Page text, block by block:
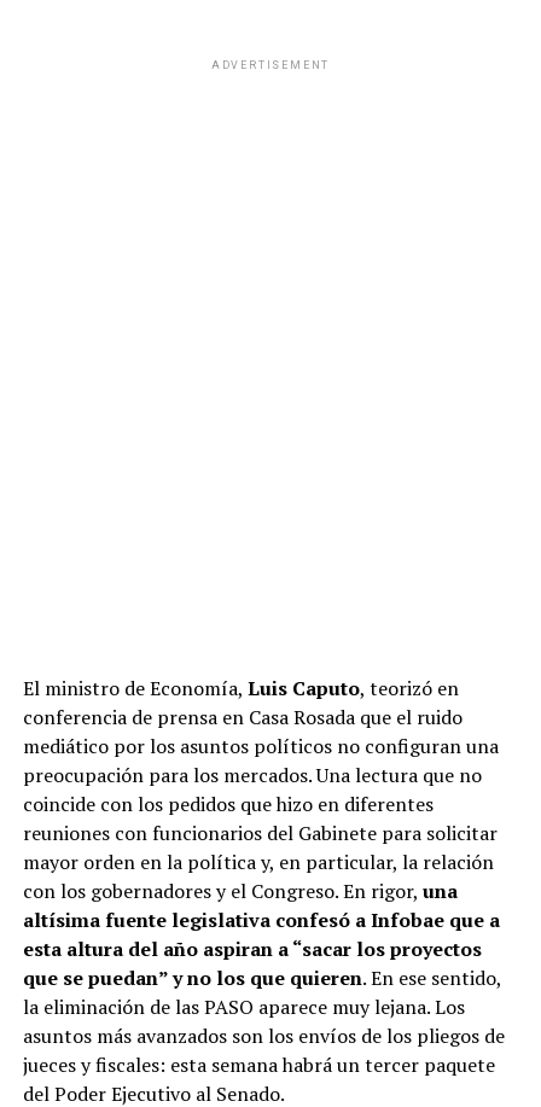
ADVERTISEMENT
El ministro de Economía, Luis Caputo, teorizó en
conferencia de prensa en Casa Rosada que el ruido
mediático por los asuntos políticos no configuran una
preocupación para los mercados. Una lectura que no
coincide con los pedidos que hizo en diferentes
reuniones con funcionarios del Gabinete para solicitar
mayor orden en la política y, en particular, la relación
con los gobernadores y el Congreso. En rigor, una
altísima fuente legislativa confesó a Infobae que a
esta altura del año aspiran a “sacar los proyectos
que se puedan” y no los que quieren. En ese sentido,
la eliminación de las PASO aparece muy lejana. Los
asuntos más avanzados son los envíos de los pliegos de
jueces y fiscales: esta semana habrá un tercer paquete
del Poder Ejecutivo al Senado.